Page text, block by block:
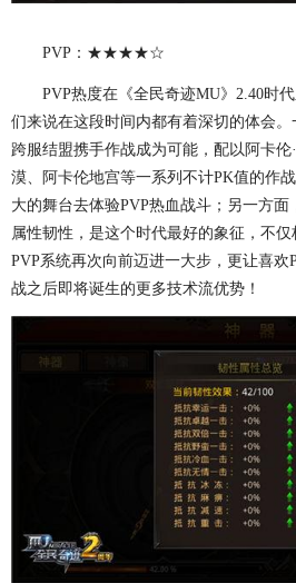
PVP：★★★★☆
PVP热度在《全民奇迹MU》2.40时
们来说在这段时间内都有着深切的体会
跨服结盟携手作战成为可能，配以阿卡伦
漠、阿卡伦地宫等一系列不计PK值的作
大的舞台去体验PVP热血战斗；另一方
属性韧性，是这个时代最好的象征，不
PVP系统再次向前迈进一大步，更让喜欢
战之后即将诞生的更多技术流优势！